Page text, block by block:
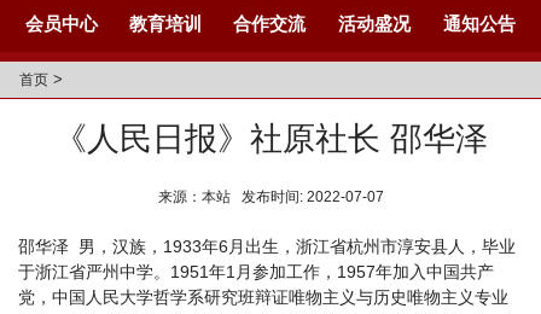
会员中心
教育培训 合作交流 活动盛况 通知公告
首页 >
《人民日报》社原社长 邵华泽
来源：本站 发布时间: 2022-07-07
邵华泽 男，汉族，1933年6月出生，浙江省杭州市淳安县人，毕业
于浙江省严州中学。1951年1月参加工作，1957年加入中国共产
党，中国人民大学哲学系研究班辩证唯物主义与历史唯物主义专业